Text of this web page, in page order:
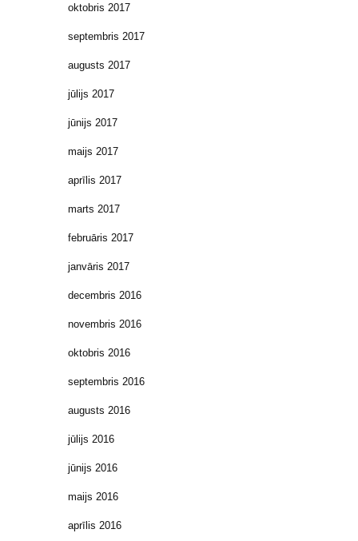
oktobris 2017
septembris 2017
augusts 2017
jūlijs 2017
jūnijs 2017
maijs 2017
aprīlis 2017
marts 2017
februāris 2017
janvāris 2017
decembris 2016
novembris 2016
oktobris 2016
septembris 2016
augusts 2016
jūlijs 2016
jūnijs 2016
maijs 2016
aprīlis 2016